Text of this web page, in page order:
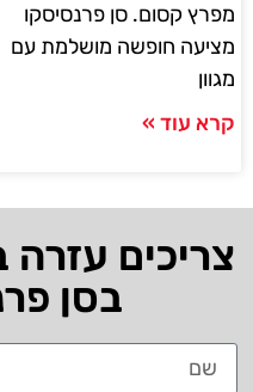
מפרץ קסום. סן פרנסיסקו
מציעה חופשה מושלמת עם
מגוון
קרא עוד »
צריכים
בסן